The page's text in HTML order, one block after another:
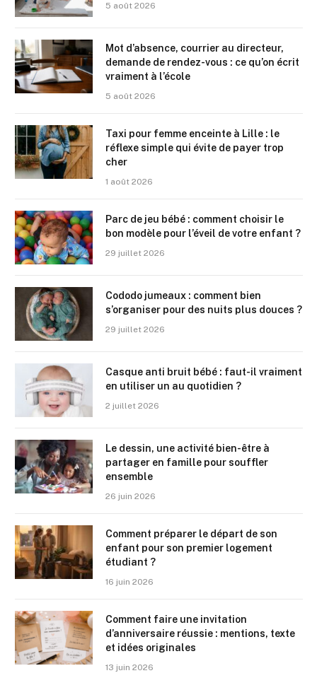
5 août 2026
Mot d’absence, courrier au directeur,
demande de rendez-vous : ce qu’on écrit
vraiment à l’école
5 août 2026
Taxi pour femme enceinte à Lille : le
réflexe simple qui évite de payer trop
cher
1 août 2026
Parc de jeu bébé : comment choisir le
bon modèle pour l’éveil de votre enfant ?
29 juillet 2026
Cododo jumeaux : comment bien
s’organiser pour des nuits plus douces ?
29 juillet 2026
Casque anti bruit bébé : faut-il vraiment
en utiliser un au quotidien ?
2 juillet 2026
Le dessin, une activité bien-être à
partager en famille pour souffler
ensemble
26 juin 2026
Comment préparer le départ de son
enfant pour son premier logement
étudiant ?
16 juin 2026
Comment faire une invitation
d’anniversaire réussie : mentions, texte
et idées originales
13 juin 2026